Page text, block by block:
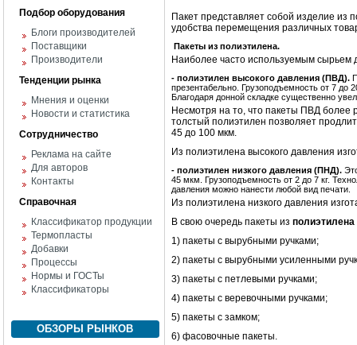
Подбор оборудования
Блоги производителей
Поставщики
Производители
Тенденции рынка
Мнения и оценки
Новости и статистика
Сотрудничество
Реклама на сайте
Для авторов
Контакты
Справочная
Классификатор продукции
Термопласты
Добавки
Процессы
Нормы и ГОСТы
Классификаторы
ОБЗОРЫ РЫНКОВ
Пакет представляет собой изделие из
удобства перемещения различных
Пакеты из полиэтилена.
Наиболее часто используемым сырьем
- полиэтилен высокого давления (ПВД).
презентабельно. Грузоподъемность от 7 до
Благодаря донной складке существенно
Несмотря на то, что пакеты ПВД более
толстый полиэтилен позволяет
45 до 100 мкм.
Из полиэтилена высокого давления
- полиэтилен низкого давления (ПНД).
45 мкм. Грузоподъемность от 2 до 7 кг.
давления можно нанести любой вид печати.
Из полиэтилена низкого давления
В свою очередь пакеты из
1) пакеты с вырубными ручками;
2) пакеты с вырубными усиленными
3) пакеты с петлевыми ручками;
4) пакеты с веревочными ручками;
5) пакеты с замком;
6) фасовочные пакеты.